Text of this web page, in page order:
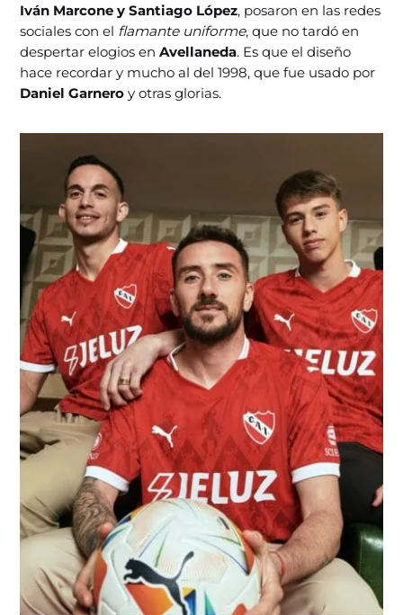
Iván Marcone y Santiago López, posaron en las redes
sociales con el flamante uniforme, que no tardó en
despertar elogios enAvellaneda. Es que el diseño
hace recordar y mucho al del 1998, que fue usado por
Daniel Garnero y otras glorias.